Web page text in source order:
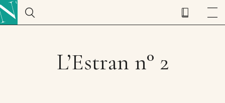
L’Estran n° 2